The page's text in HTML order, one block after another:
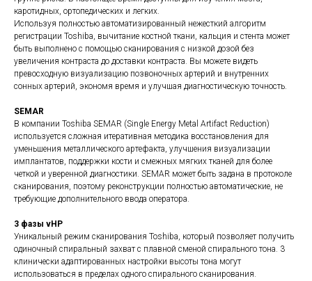
каротидных, ортопедических и легких.
Используя полностью автоматизированный нежесткий алгоритм
регистрации Toshiba, вычитание костной ткани, кальция и стента может
быть выполнено с помощью сканирования с низкой дозой без
увеличения контраста до доставки контраста. Вы можете видеть
превосходную визуализацию позвоночных артерий и внутренних
сонных артерий, экономя время и улучшая диагностическую точность.
SEMAR
В компании Toshiba SEMAR (Single Energy Metal Artifact Reduction)
используется сложная итеративная методика восстановления для
уменьшения металлического артефакта, улучшения визуализации
имплантатов, поддержки кости и смежных мягких тканей для более
четкой и уверенной диагностики. SEMAR может быть задана в протоколе
сканирования, поэтому реконструкции полностью автоматические, не
требующие дополнительного ввода оператора.
3 фазы vHP
Уникальный режим сканирования Toshiba, который позволяет получить
одиночный спиральный захват с плавной сменой спирального тона. 3
клинически адаптированных настройки высоты тона могут
использоваться в пределах одного спирального сканирования.